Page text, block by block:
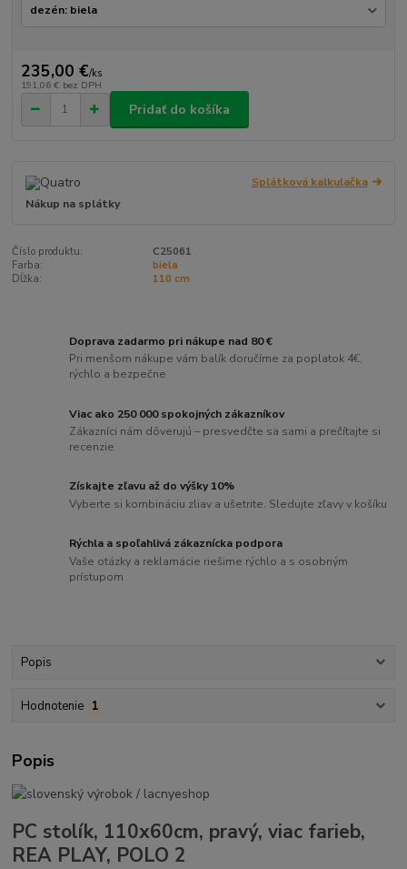
235,00 €/ks
191,06 € bez DPH
Pridať do košíka
Splátková kalkulačka
Nákup na splátky
Číslo produktu:
C25061
Farba:
biela
Dĺžka:
110 cm
Doprava zadarmo pri nákupe nad 80 €
Pri menšom nákupe vám balík doručíme za poplatok 4€,
rýchlo a bezpečne
Viac ako 250 000 spokojných zákazníkov
Zákazníci nám dôverujú – presvedčte sa sami a prečítajte si
recenzie
Získajte zľavu až do výšky 10%
Vyberte si kombináciu zliav a ušetrite. Sledujte zľavy v košíku
Rýchla a spoľahlivá zákaznícka podpora
Vaše otázky a reklamácie riešime rýchlo a s osobným
prístupom
Popis
Hodnotenie 1
Popis
PC stolík, 110x60cm, pravý, viac farieb,
REA PLAY, POLO 2